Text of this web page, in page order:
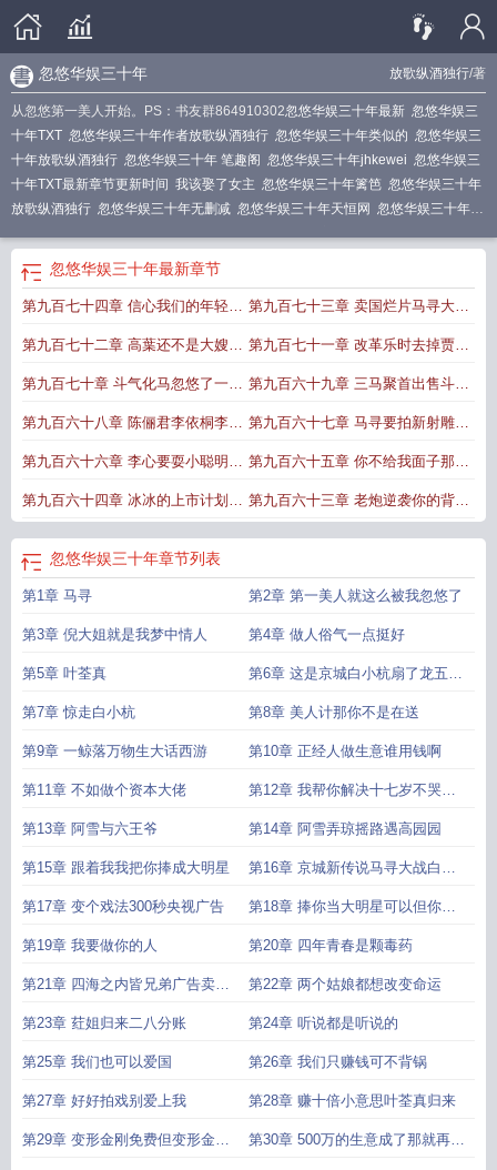
放歌纵酒独行/著
忽悠华娱三十年
从忽悠第一美人开始。PS：书友群864910302忽悠华娱三十年最新 忽悠华娱三
十年TXT 忽悠华娱三十年作者放歌纵酒独行 忽悠华娱三十年类似的 忽悠华娱三
十年放歌纵酒独行
忽悠华娱三十年 笔趣阁 忽悠华娱三十年jhkewei 忽悠华娱三
十年TXT最新章节更新时间 我该娶了女主 忽悠华娱三十年篱笆 忽悠华娱三十年
放歌纵酒独行 忽悠华娱三十年无删减 忽悠华娱三十年天恒网 忽悠华娱三十年无
忽悠华娱三十年无防盗 忽悠华娱三十年无删减版在线阅读
笆好
悠华娱三十年加料 忽悠华娱三十年全本免费忽悠华娱三十年笔趣阁忽悠华娱三
改加料忽悠华娱三十年TXT全集
忽悠华娱三十年最新章节
第九百七十四章 信心我们的年轻人
会越发的崇敬他大甜甜被说服
第九百七十三章 卖国烂片马寻大骂
长城
第九百七十二章 高葉还不是大嫂马
寻卖掉长城
第九百七十一章 改革乐时去掉贾会
计痕迹搞甘葳又见高葉
第九百七十章 斗气化马忽悠了一个
亿马先生谢谢啊
第九百六十九章 三马聚首出售斗破
全版权
第九百六十八章 陈俪君李依桐李心
都有美好未来
第九百六十七章 马寻要拍新射雕陈
俪君穆念慈黄蓉呢
第九百六十六章 李心要耍小聪明赴
江南寻俪君
第九百六十五章 你不给我面子那别
怪我挖你墙角李心
第九百六十四章 冰冰的上市计划以
及大轰炸
第九百六十三章 老炮逆袭你的背景
陆先生的终极试探
忽悠华娱三十年章节列表
第1章 马寻 第2章 第一美人就这么被我忽悠了
第3章 倪大姐就是我梦中情人 第4章 做人俗气一点挺好
第5章 叶荃真 第6章 这是京城白小杭扇了龙五一
巴掌
第7章 惊走白小杭 第8章 美人计那你不是在送
第9章 一鲸落万物生大话西游 第10章 正经人做生意谁用钱啊
第11章 不如做个资本大佬 第12章 我帮你解决十七岁不哭你
帮我卖
第13章 阿雪与六王爷 第14章 阿雪弄琼摇路遇高园园
第15章 跟着我我把你捧成大明星 第16章 京城新传说马寻大战白小
杭
第17章 变个戏法300秒央视广告 第18章 捧你当大明星可以但你必
须是我的人
第19章 我要做你的人 第20章 四年青春是颗毒药
第21章 四海之内皆兄弟广告卖了
300万
第22章 两个姑娘都想改变命运
第23章 荭姐归来二八分账 第24章 听说都是听说的
第25章 我们也可以爱国 第26章 我们只赚钱可不背锅
第27章 好好拍戏别爱上我 第28章 赚十倍小意思叶荃真归来
第29章 变形金刚免费但变形金刚 第30章 500万的生意成了那就再谈